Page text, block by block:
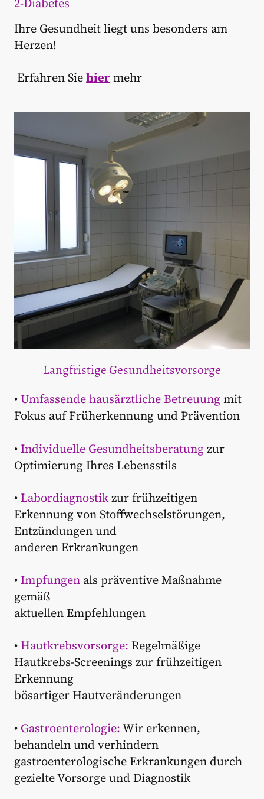
Ihre Gesundheit liegt uns besonders am
Herzen!
Erfahren Siehiermehr
Langfristige Gesundheitsvorsorge
•Umfassende hausärztliche Betreuung mit
Fokus auf Früherkennung und Prävention
•Individuelle Gesundheitsberatung zur
Optimierung Ihres Lebensstils
•Labordiagnostikzur frühzeitigen
Erkennung von Stoffwechselstörungen,
Entzündungen und
anderen Erkrankungen
•Impfungen als präventive Maßnahme
gemäß
aktuellen Empfehlungen
•Hautkrebsvorsorge: Regelmäßige
Hautkrebs-Screenings zur frühzeitigen
Erkennung
bösartiger Hautveränderungen
• Gastroenterologie:Wir erkennen,
behandeln und verhindern
gastroenterologische Erkrankungen durch
gezielte Vorsorge und Diagnostik